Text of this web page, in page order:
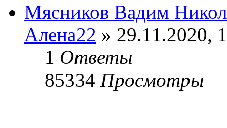
Мясников Вадим
Алена22 » 29.11.2020,
1 Ответы
85334 Просмотры